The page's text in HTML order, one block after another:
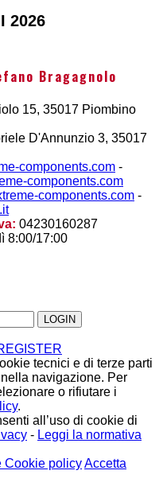
2026
Bragagnolo
15, 35017 Piombino
D'Annunzio 3, 35017
components.com -
components.com
components.com -
04230160287
8:00/17:00
tecnici e di terze parti
navigazione. Per
o rifiutare i
.
all’uso di cookie di
- Leggi la normativa
Cookie policyAccetta